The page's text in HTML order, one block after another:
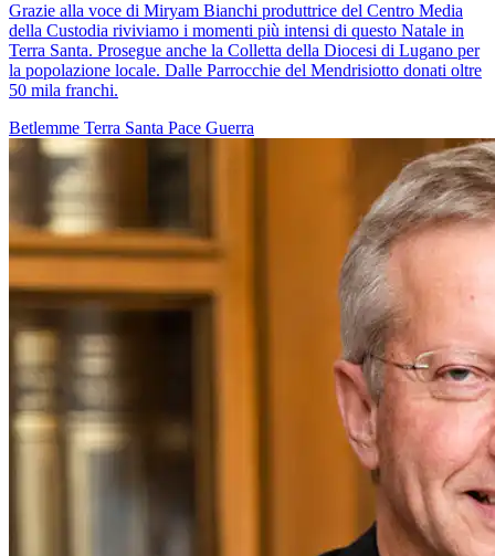
Grazie alla voce di Miryam Bianchi produttrice del Centro Media
della Custodia riviviamo i momenti più intensi di questo Natale in
Terra Santa. Prosegue anche la Colletta della Diocesi di Lugano per
la popolazione locale. Dalle Parrocchie del Mendrisiotto donati oltre
50 mila franchi.
Betlemme Terra Santa Pace Guerra